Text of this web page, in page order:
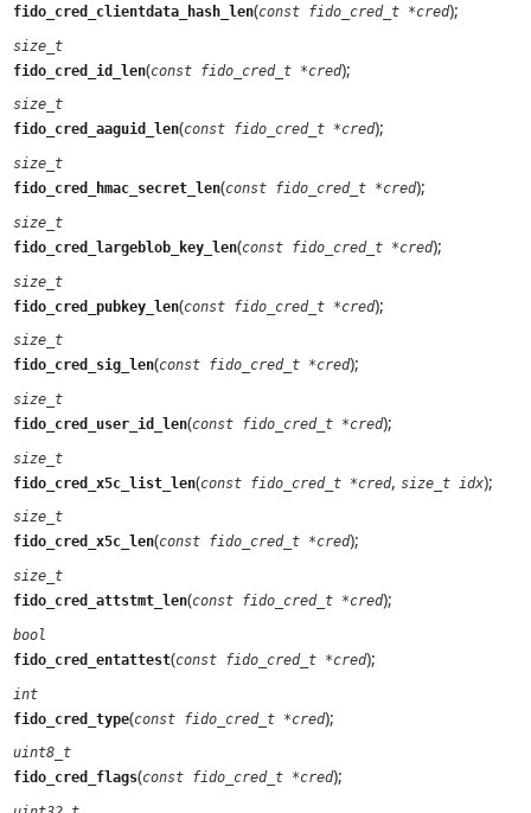
fido_cred_clientdata_hash_len(const fido_cred_t *cred);
size_t
fido_cred_id_len(const fido_cred_t *cred);
size_t
fido_cred_aaguid_len(const fido_cred_t *cred);
size_t
fido_cred_hmac_secret_len(const fido_cred_t *cred);
size_t
fido_cred_largeblob_key_len(const fido_cred_t *cred);
size_t
fido_cred_pubkey_len(const fido_cred_t *cred);
size_t
fido_cred_sig_len(const fido_cred_t *cred);
size_t
fido_cred_user_id_len(const fido_cred_t *cred);
size_t
fido_cred_x5c_list_len(const fido_cred_t *cred, size_t idx);
size_t
fido_cred_x5c_len(const fido_cred_t *cred);
size_t
fido_cred_attstmt_len(const fido_cred_t *cred);
bool
fido_cred_entattest(const fido_cred_t *cred);
int
fido_cred_type(const fido_cred_t *cred);
uint8_t
fido_cred_flags(const fido_cred_t *cred);